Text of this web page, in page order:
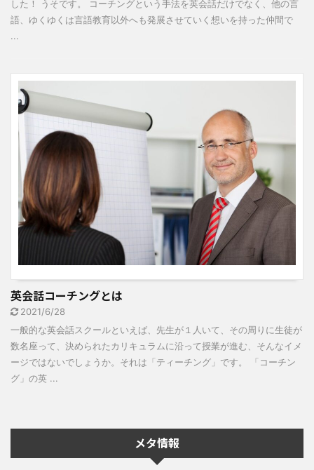
した！ うそです。 コーチングという手法を英会話だけでなく、他の言
語、ゆくゆくは言語教育以外へも発展させていく想いを持った仲間で
...
英会話コーチングとは
2021/6/28
一般的な英会話スクールといえば、先生が１人いて、その周りに生徒が
数名座って、決められたカリキュラムに沿って授業が進む、そんなイメ
ージではないでしょうか。それは「ティーチング」です。 「コーチン
グ」の英 ...
メタ情報